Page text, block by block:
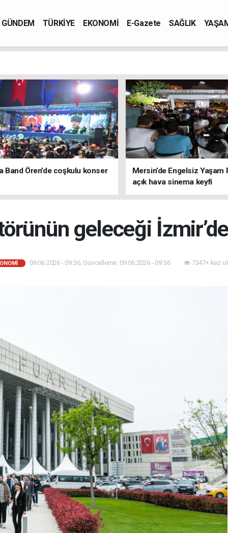
GÜNDEM TÜRKİYE EKONOMİ E-Gazete SAĞLIK
Band Ören’de coşkulu konser
Mersin’de Engelsiz Yaşam
açık hava sinema keyfi
geleceği
09.06.2026 - 09:36, Güncelleme: 09.06.2026 - 09:36 7347+ kez